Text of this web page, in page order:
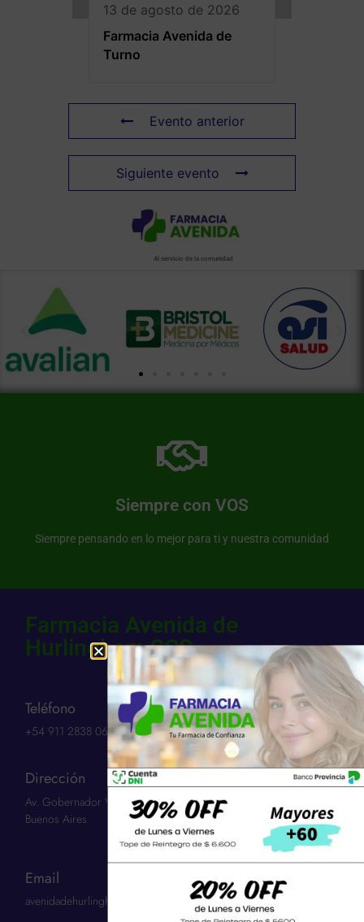
13 de agosto de 2026
Farmacia Avenida de
Turno
Evento anterior
Siguiente evento
Al servicio de la comunidad
Siempre con VOS
Siempre pensando en lo mejor para ti y nuestra comunidad
Farmacia Avenida
Somos una farmacia al servicio de nuestra comunidad
Más información de nuestra farmacia
Farmacia Avenida de
Hurlingham SCS
Teléfono
+54 911 2838 0654​
Dirección
Av. Gobernador Vergara 3263 | Hurlingham 1686 | Provincia:
Buenos Aires
Email
avenidadehurlinghamscs@gmail.com